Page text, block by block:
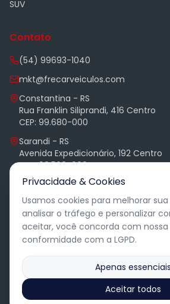
Privacidade & Cookies
Usamos cookies para melhorar
analisar o tráfego e personalizar
aceitar, você concorda com
conformidade com a LGPD.
Apenas essenciais
Aceitar todos
SUV
Contato
(54) 99693-1040
mkt@frecarveiculos.com
Constantina - RS
Rua Franklin Siliprandi, 416 Centro
CEP: 99.680-000
Sarandi - RS
Avenida Expedicionário, 192 Centro
CEP: 99.560-000
Alphaville - Barueri - SP
Complexo Brascam, Av.
Sala 2307 Torre Office
Frecar Veículos. Todos os